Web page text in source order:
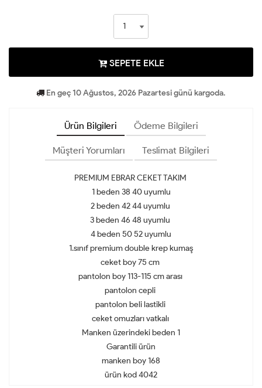
SEPETE EKLE
En geç 10 Ağustos, 2026 Pazartesi günü kargoda.
Ürün Bilgileri Ödeme Bilgileri
Müşteri Yorumları Teslimat Bilgileri
PREMIUM EBRAR CEKET TAKIM
1 beden 38 40 uyumlu
2 beden 42 44 uyumlu
3 beden 46 48 uyumlu
4 beden 50 52 uyumlu
1.sınıf premium double krep kumaş
ceket boy 75 cm
pantolon boy 113-115 cm arası
pantolon cepli
pantolon beli lastikli
ceket omuzları vatkalı
Manken üzerindeki beden 1
Garantili ürün
manken boy 168
ürün kod 4042